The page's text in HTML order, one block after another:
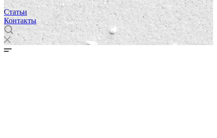
Статьи
Контакты